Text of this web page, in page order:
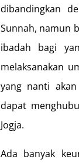
dibandingkan
Sunnah, namun
ibadah bagi
melaksanakan
yang nanti
dapat
Jogja.
Ada banyak